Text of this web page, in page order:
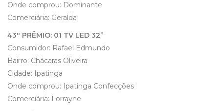
Onde comprou: Dominante
Comerciária: Geralda
43º PRÊMIO: 01 TV LED 32”
Consumidor: Rafael Edmundo
Bairro: Chácaras Oliveira
Cidade: Ipatinga
Onde comprou: Ipatinga Confecções
Comerciária: Lorrayne